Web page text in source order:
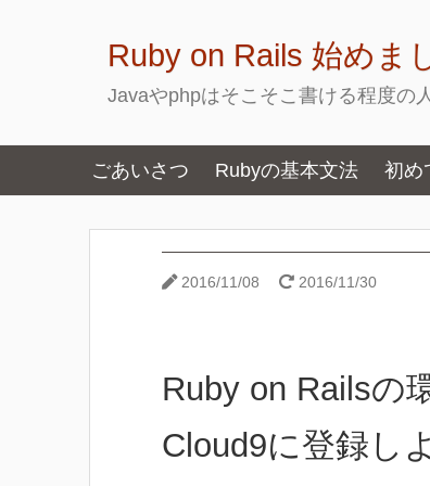
Ruby on Rails 始めま
Javaやphpはそこそこ書ける程度の
ごあいさつ Rubyの基本文法 初め
2016/11/08
2016/11/30
Ruby on Railsの
Cloud9に登録し